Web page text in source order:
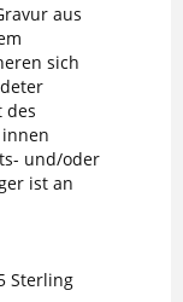
aus
sich
des
und/oder
ist an
Sterling